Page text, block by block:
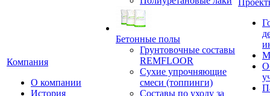
Компания
О компании
История
Бетонные полы
Грунтовочные составы
REMFLOOR
Сухие упрочняющие
смеси (топпинги)
Составы по уходу за